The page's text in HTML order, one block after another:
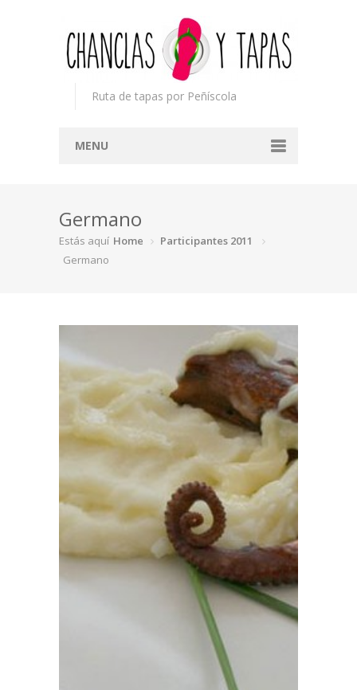
Ruta de tapas por Peñíscola
MENU
Concurso
Participantes
Prensa
Germano
Estás aquí Home
Participantes 2011
Germano